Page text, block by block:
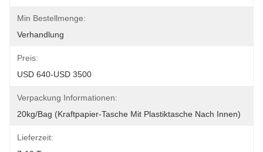
Min Bestellmenge:
Verhandlung
Preis:
USD 640-USD 3500
Verpackung Informationen:
20kg/bag (Kraftpapier-Tasche Mit Plastiktasche Nach Innen)
Lieferzeit: